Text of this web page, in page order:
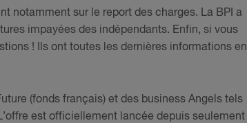
notamment sur le report des charges. La BPI a
impayées des indépendants. Enfin, si vous
! Ils ont toutes les dernières informations en
(fonds français) et des business Angels tels
est officiellement lancée depuis seulement